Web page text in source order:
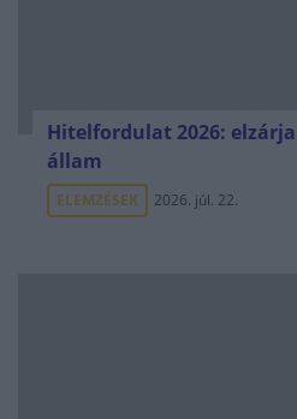
Hitelfordulat 2026:
állam
ELEMZÉSEK 2026. júl. 22.